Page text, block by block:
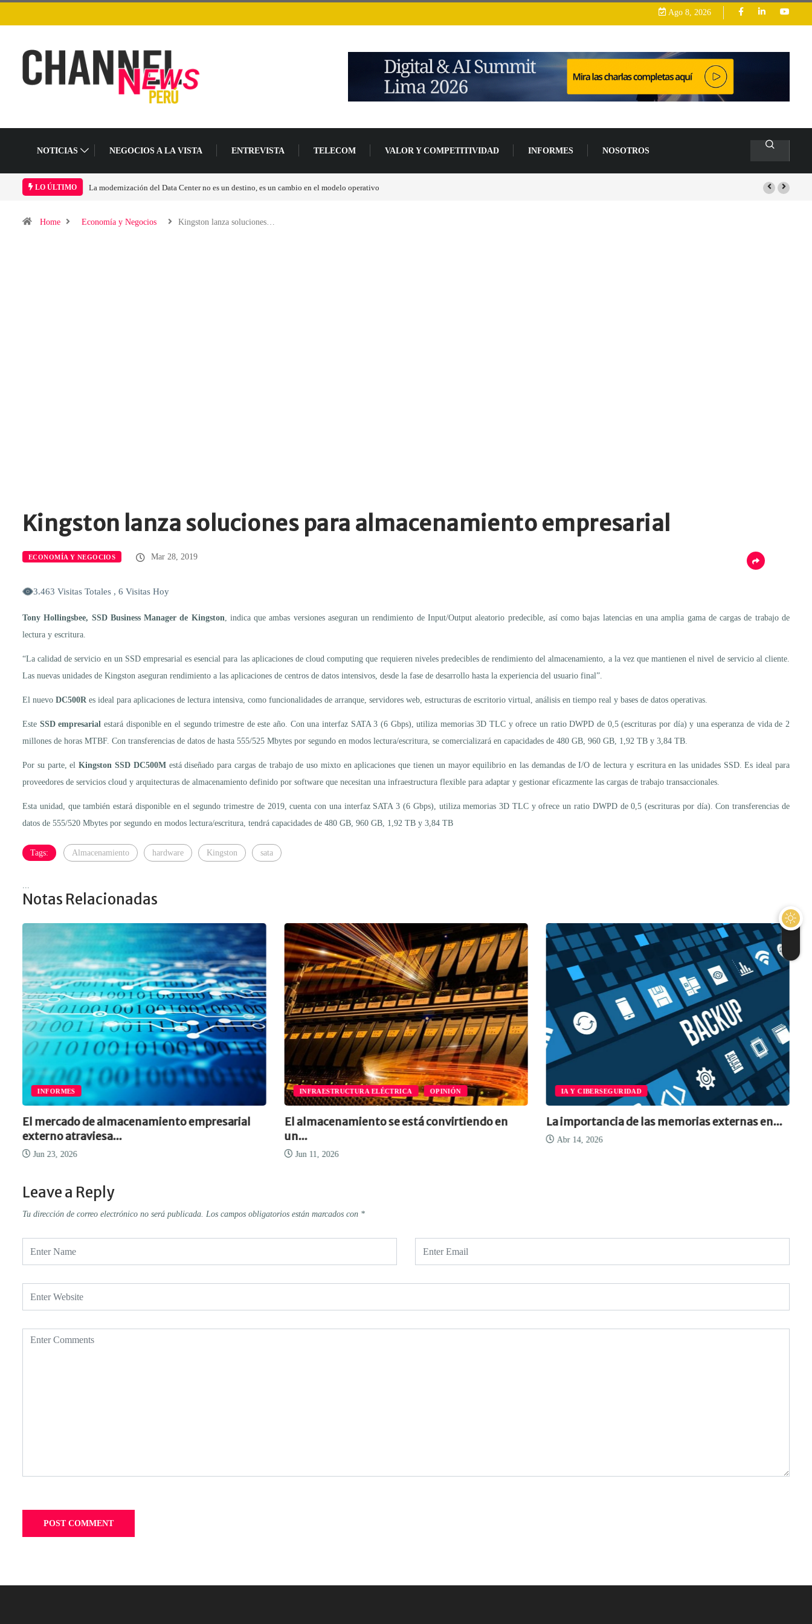
Ago 8, 2026
NOTICIAS NEGOCIOS A LA VISTA ENTREVISTA TELECOM VALOR Y COMPETITIVIDAD INFORMES NOSOTROS
LO ÚLTIMO La modernización del Data Center no es un destino, es un cambio en el modelo operativo
Home Economía y Negocios Kingston lanza soluciones…
Kingston lanza soluciones para almacenamiento empresarial
ECONOMÍA Y NEGOCIOS Mar 28, 2019
3.463 Visitas Totales , 6 Visitas Hoy
Tony Hollingsbee, SSD Business Manager de Kingston , indica que ambas versiones aseguran un rendimiento de Input/Output aleatorio predecible, así como bajas latencias en una amplia gama de cargas de trabajo de
lectura y escritura.
“La calidad de servicio en un SSD empresarial es esencial para las aplicaciones de cloud computing que requieren niveles predecibles de rendimiento del almacenamiento, a la vez que mantienen el nivel de servicio al cliente.
Las nuevas unidades de Kingston aseguran rendimiento a las aplicaciones de centros de datos intensivos, desde la fase de desarrollo hasta la experiencia del usuario final”.
El nuevo DC500R es ideal para aplicaciones de lectura intensiva, como funcionalidades de arranque, servidores web, estructuras de escritorio virtual, análisis en tiempo real y bases de datos operativas.
Este SSD empresarial estará disponible en el segundo trimestre de este año. Con una interfaz SATA 3 (6 Gbps), utiliza memorias 3D TLC y ofrece un ratio DWPD de 0,5 (escrituras por día) y una esperanza de vida de 2
millones de horas MTBF. Con transferencias de datos de hasta 555/525 Mbytes por segundo en modos lectura/escritura, se comercializará en capacidades de 480 GB, 960 GB, 1,92 TB y 3,84 TB.
Por su parte, elKingston SSD DC500Mestá diseñado para cargas de trabajo de uso mixto en aplicaciones que tienen un mayor equilibrio en las demandas de I/O de lectura y escritura en las unidades SSD. Es ideal para
proveedores de servicios cloud y arquitecturas de almacenamiento definido por software que necesitan una infraestructura flexible para adaptar y gestionar eficazmente las cargas de trabajo transaccionales.
Esta unidad, que también estará disponible en el segundo trimestre de 2019, cuenta con una interfaz SATA 3 (6 Gbps), utiliza memorias 3D TLC y ofrece un ratio DWPD de 0,5 (escrituras por día). Con transferencias de
datos de 555/520 Mbytes por segundo en modos lectura/escritura, tendrá capacidades de 480 GB, 960 GB, 1,92 TB y 3,84 TB
Tags: Almacenamiento hardware Kingston sata
Notas Relacionadas
INFORMES
El mercado de almacenamiento empresarial
externo atraviesa...
Jun 23, 2026
INFRAESTRUCTURA ELÉCTRICA OPINIÓN
El almacenamiento se está convirtiendo en
un...
Jun 11, 2026
IA Y CIBERSEGURIDAD
La importancia de las memorias externas en...
Abr 14, 2026
Leave a Reply
Tu dirección de correo electrónico no será publicada. Los campos obligatorios están marcados con *